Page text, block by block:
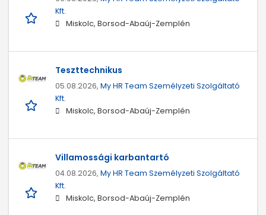
Kft.
Miskolc, Borsod-Abaúj-Zemplén
Teszttechnikus
05.08.2026, My HR Team Személyzeti Szolgáltató
Kft.
Miskolc, Borsod-Abaúj-Zemplén
Villamossági karbantartó
04.08.2026, My HR Team Személyzeti Szolgáltató
Kft.
Miskolc, Borsod-Abaúj-Zemplén